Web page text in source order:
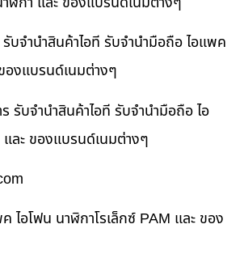
บจำนำสินค้าไอที รับจำนำมือถือ ไอแพค
องแบรนด์เนมต่างๆ
รับจำนำสินค้าไอที รับจำนำมือถือ ไอ
ละ ของแบรนด์เนมต่างๆ
ไอโฟน นาฬิกาโรเล็กซ์ PAM และ ของ